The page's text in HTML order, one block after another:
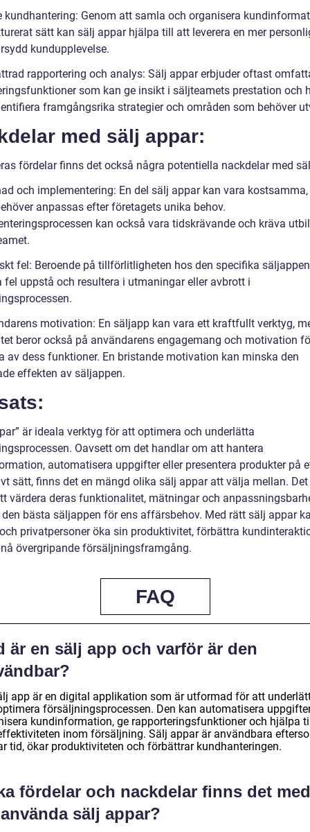
kundhantering: Genom att samla och organisera
sätt kan sälj appar hjälpa till att leverera en mer
kundupplevelse.
rapportering och analys: Sälj appar erbjuder oftast
som kan ge insikt i säljteamets prestation och
framgångsrika strategier och områden som behöver
med sälj appar:
fördelar finns det också några potentiella nackdelar med
och implementering: En del sälj appar kan vara
anpassas efter företagets unika behov.
kan också vara tidskrävande och kräva
fel: Beroende på tillförlitligheten hos den specifika
fel uppstå och resultera i utmaningar eller avbrott i
motivation: En säljapp kan vara ett kraftfullt verktyg,
beror också på användarens engagemang och motivation
av dess funktioner. En bristande motivation kan minska den
effekten av säljappen.
är ideala verktyg för att optimera och underlätta
Oavsett om det handlar om att hantera
automatisera uppgifter eller presentera produkter på
sätt, finns det en mängd olika sälj appar att välja mellan. Det
värdera deras funktionalitet, mätningar och
bästa säljappen för ens affärsbehov. Med rätt sälj appar
privatpersoner öka sin produktivitet, förbättra
övergripande försäljningsframgång.
FAQ
är en sälj app och varför är den
app är en digital applikation som är utformad för att
försäljningsprocessen. Den kan automatisera
kundinformation, ge rapporteringsfunktioner och hjälpa
inom försäljning. Sälj appar är användbara
tid, ökar produktiviteten och förbättrar kundhanteringen.
fördelar och nackdelar finns det med
sälj appar?